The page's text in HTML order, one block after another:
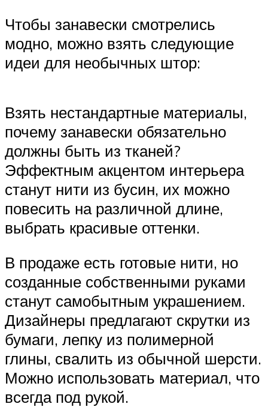
Чтобы занавески смотрелись
модно, можно взять следующие
идеи для необычных штор:
Взять нестандартные материалы,
почему занавески обязательно
должны быть из тканей?
Эффектным акцентом интерьера
станут нити из бусин, их можно
повесить на различной длине,
выбрать красивые оттенки.
В продаже есть готовые нити, но
созданные собственными руками
станут самобытным украшением.
Дизайнеры предлагают скрутки из
бумаги, лепку из полимерной
глины, свалить из обычной шерсти.
Можно использовать материал, что
всегда под рукой.